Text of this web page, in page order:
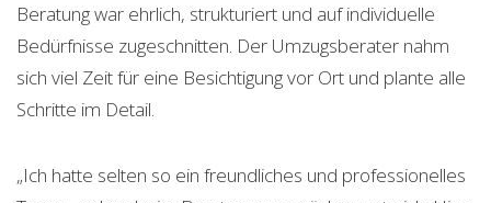
Beratung war ehrlich, strukturiert und auf individuelle
Bedürfnisse zugeschnitten. Der Umzugsberater nahm
sich viel Zeit für eine Besichtigung vor Ort und plante alle
Schritte im Detail.
„Ich hatte selten so ein freundliches und professionelles